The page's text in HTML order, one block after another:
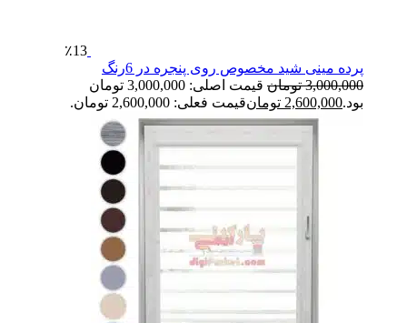
٪13
پرده مینی شید مخصوص روی پنجره در 6رنگ
3,000,000 تومان
قیمت اصلی: 3,000,000 تومان
بود.2,600,000 تومانقیمت فعلی: 2,600,000 تومان.